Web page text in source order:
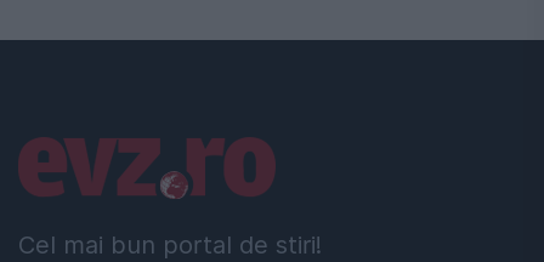
Cel mai bun portal de stiri!
Linkuri utile